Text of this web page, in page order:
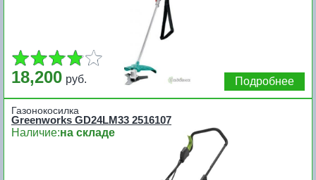
18,200 руб. Подробнее
Газонокосилка
Greenworks GD24LM33 2516107
Наличие:на складе